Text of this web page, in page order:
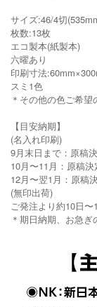
サイズ:46/4切
枚数:13枚
エコ製本(紙製本)
六曜あり
印刷寸法
スミ1色
＊その他の色ご希望
【目安納期】
(名入れ印刷)
9月末日まで：原稿
10月〜11月：原稿
12月〜翌1月：原稿
(無印出荷)
ご発注より約10日
＊期日納期、お急ぎ